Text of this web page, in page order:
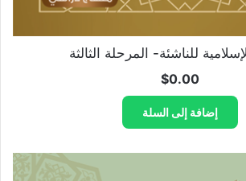
للناشئة- المرحلة الثالثة
$0.00
إضافة إلى السلة